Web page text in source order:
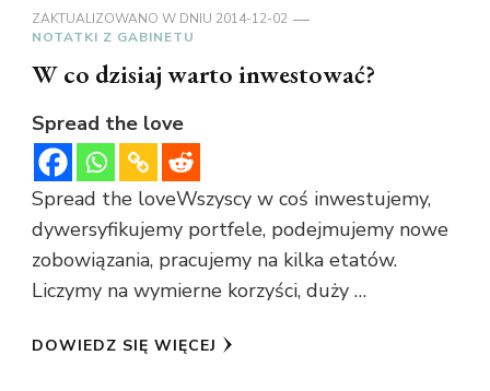
ZAKTUALIZOWANO W DNIU 2014-12-02
NOTATKI Z GABINETU
W co dzisiaj warto inwestować?
Spread the love
Spread the loveWszyscy w coś inwestujemy,
dywersyfikujemy portfele, podejmujemy nowe
zobowiązania, pracujemy na kilka etatów.
Liczymy na wymierne korzyści, duży …
DOWIEDZ SIĘ WIĘCEJ